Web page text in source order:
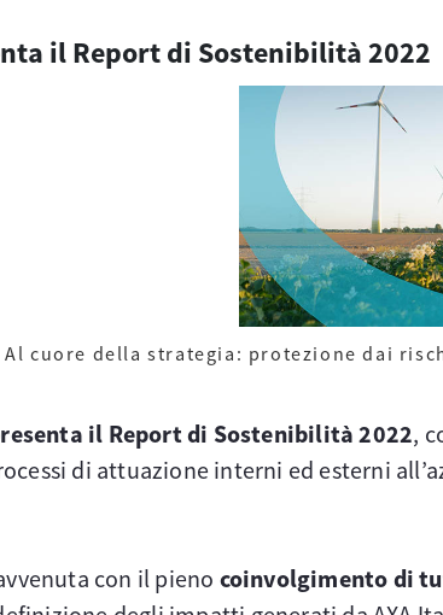
il Report di Sostenibilità 2022
Al cuore della strategia: protezione dai
il Report di Sostenibilità 2022,
di attuazione interni ed esterni
con il pieno coinvolgimento di